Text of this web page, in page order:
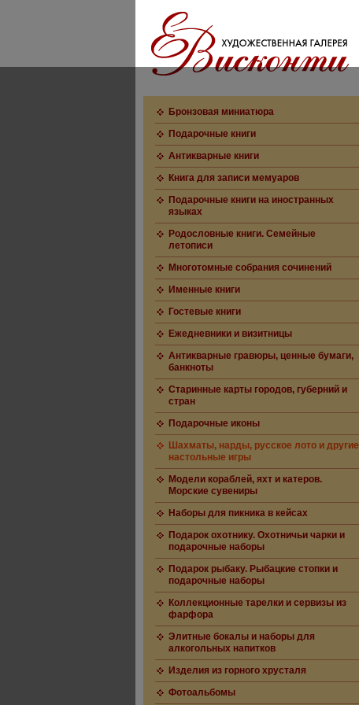
Бронзовая миниатюра
Подарочные книги
Антикварные книги
Книга для записи мемуаров
Подарочные книги на иностранных
языках
Родословные книги. Семейные
летописи
Многотомные собрания сочинений
Именные книги
Гостевые книги
Ежедневники и визитницы
Антикварные гравюры, ценные бумаги,
банкноты
Старинные карты городов, губерний и
стран
Подарочные иконы
Шахматы, нарды, русское лото и другие
настольные игры
Модели кораблей, яхт и катеров.
Морские сувениры
Наборы для пикника в кейсах
Подарок охотнику. Охотничьи чарки и
подарочные наборы
Подарок рыбаку. Рыбацкие стопки и
подарочные наборы
Коллекционные тарелки и сервизы из
фарфора
Элитные бокалы и наборы для
алкогольных напитков
Изделия из горного хрусталя
Фотоальбомы